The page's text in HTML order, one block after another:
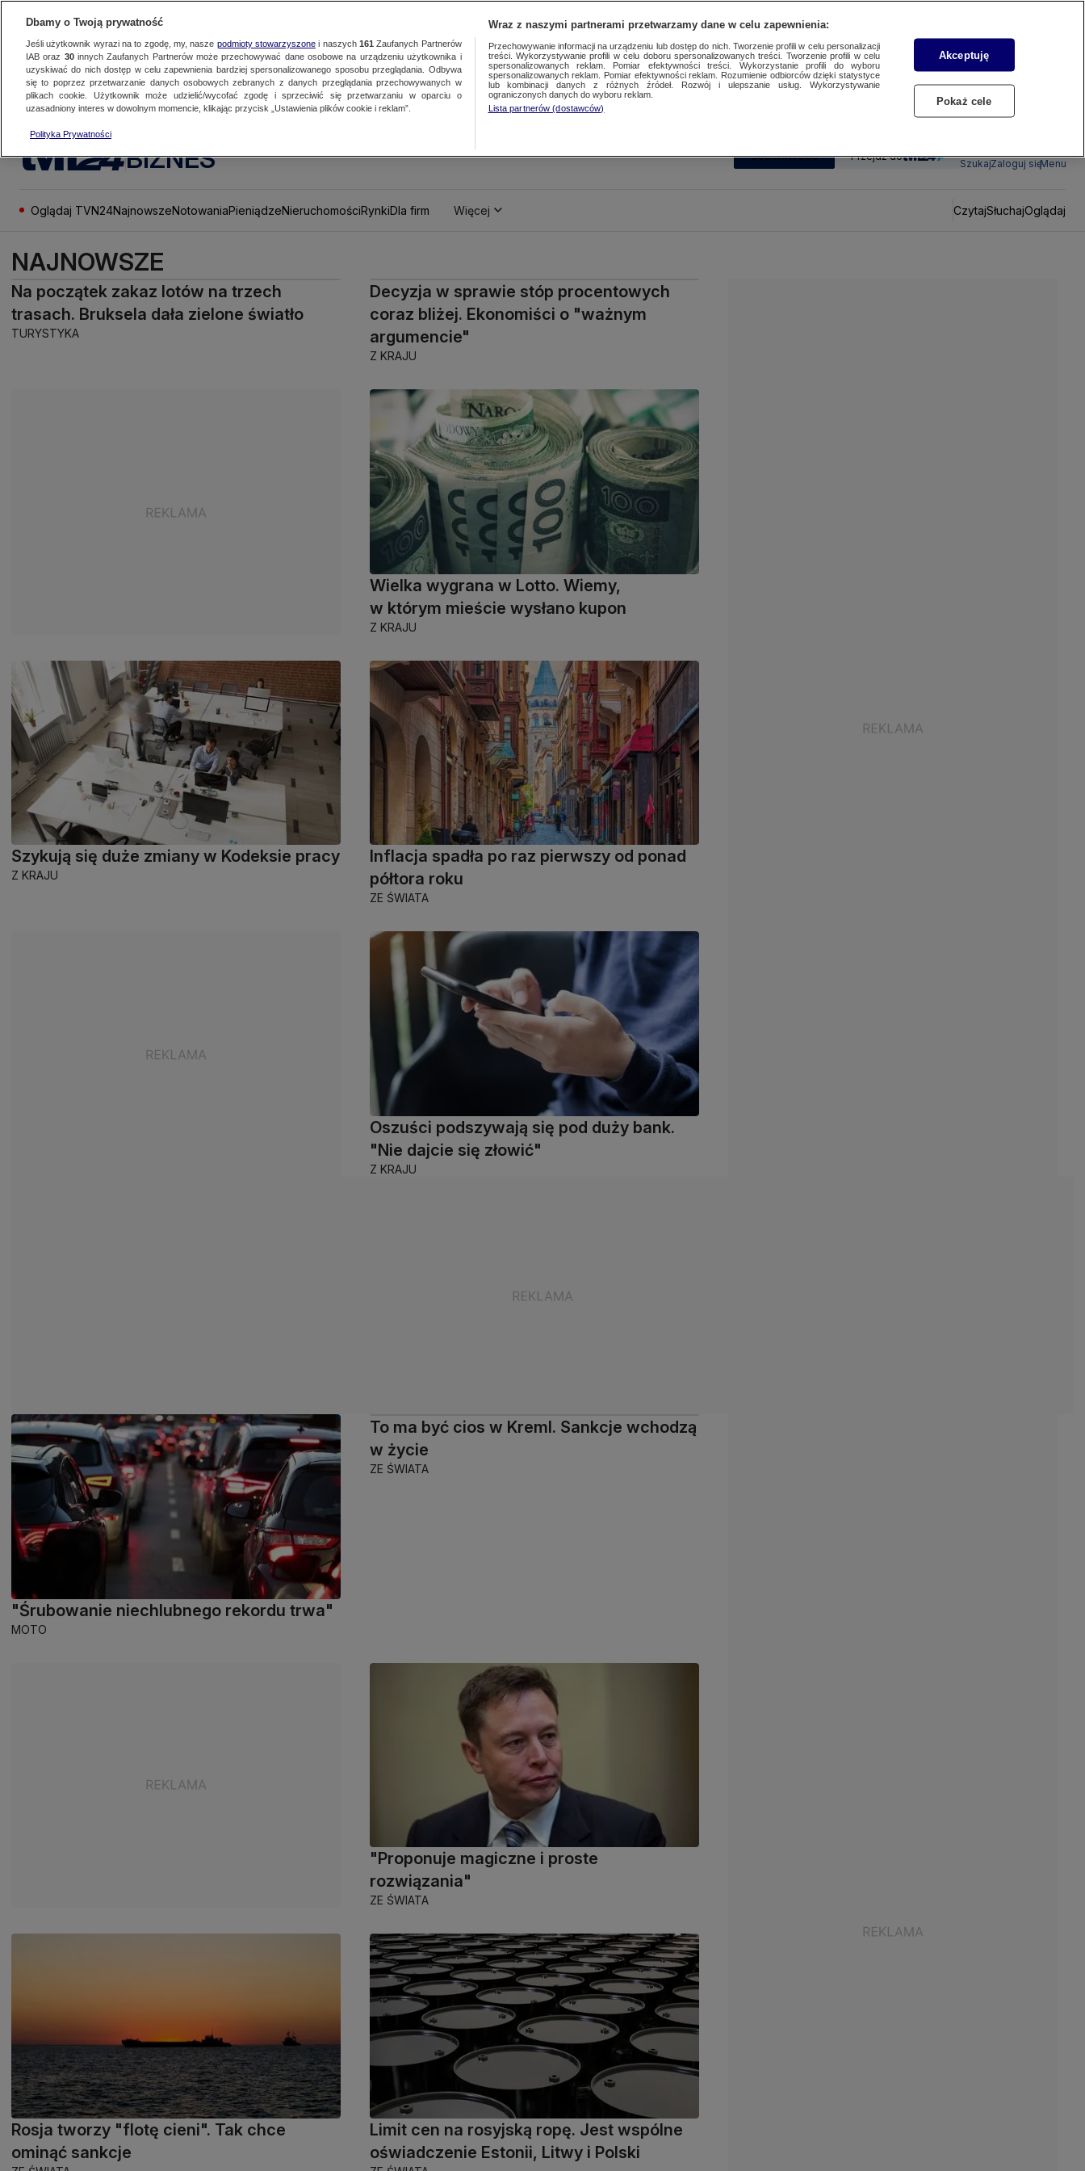
BIZNES SUBSKRYBUJ Przejdź do
SzukajZaloguj sięMenu
Oglądaj TVN24NajnowszeNotowaniaPieniądzeNieruchomościRynkiDla firm Więcej CzytajSłuchajOglądaj
NAJNOWSZE
Na początek zakaz lotów na trzech
trasach. Bruksela dała zielone światło
TURYSTYKA
Decyzja w sprawie stóp procentowych
coraz bliżej. Ekonomiści o "ważnym
argumencie"
Z KRAJU
Wielka wygrana w Lotto. Wiemy,
w którym mieście wysłano kupon
Z KRAJU
Szykują się duże zmiany w Kodeksie pracy
Z KRAJU
Inflacja spadła po raz pierwszy od ponad
półtora roku
ZE ŚWIATA
Oszuści podszywają się pod duży bank.
"Nie dajcie się złowić"
Z KRAJU
"Śrubowanie niechlubnego rekordu trwa"
MOTO
To ma być cios w Kreml. Sankcje wchodzą
w życie
ZE ŚWIATA
"Proponuje magiczne i proste
rozwiązania"
ZE ŚWIATA
Rosja tworzy "flotę cieni". Tak chce
ominąć sankcje
Limit cen na rosyjską ropę. Jest wspólne
oświadczenie Estonii, Litwy i Polski
Dbamy o Twoją prywatność
Jeśli użytkownik wyrazi na to zgodę, my, nasze podmioty stowarzyszonei naszych 161 Zaufanych Partnerów
IAB oraz 30innych Zaufanych Partnerów może przechowywać dane osobowe na urządzeniu użytkownika i
uzyskiwać do nich dostęp w celu zapewnienia bardziej spersonalizowanego sposobu przeglądania. Odbywa
się to poprzez przetwarzanie danych osobowych zebranych z danych przeglądania przechowywanych w
plikach cookie. Użytkownik może udzielić/wycofać zgodę i sprzeciwić się przetwarzaniu w oparciu o
uzasadniony interes w dowolnym momencie, klikając przycisk „Ustawienia plików cookie i reklam”.
Polityka Prywatności
Wraz z naszymi partnerami przetwarzamy dane w celu zapewnienia:
Przechowywanie informacji na urządzeniu lub dostęp do nich. Tworzenie profili w celu personalizacji
treści. Wykorzystywanie profili w celu doboru spersonalizowanych treści. Tworzenie profili w celu
spersonalizowanych reklam. Pomiar efektywności treści. Wykorzystanie profili do wyboru
spersonalizowanych reklam. Pomiar efektywności reklam. Rozumienie odbiorców dzięki statystyce
lub kombinacji danych z różnych źródeł. Rozwój i ulepszanie usług. Wykorzystywanie
ograniczonych danych do wyboru reklam.
Lista partnerów (dostawców)
Akceptuję
Pokaż cele